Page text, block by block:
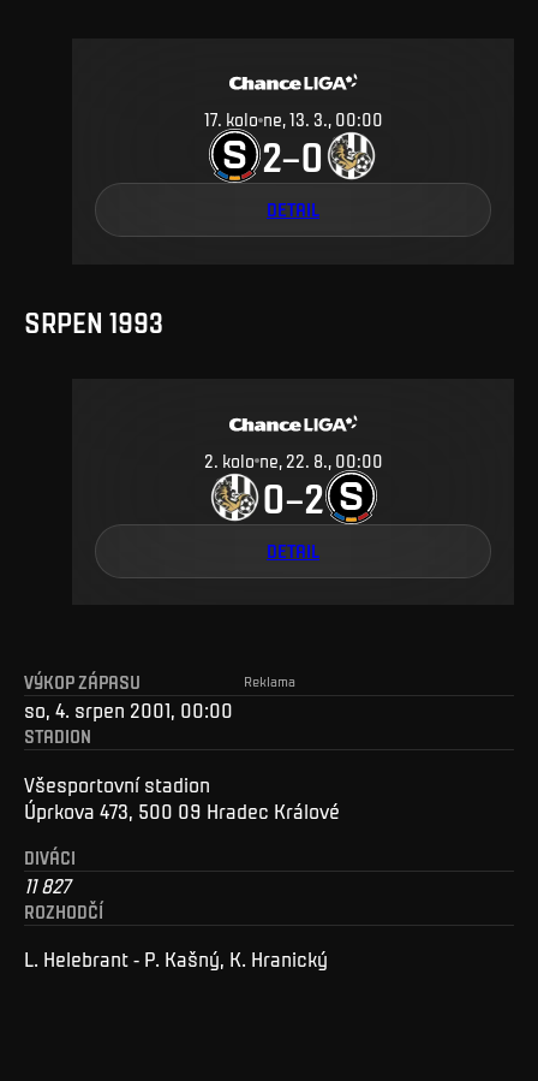
17. kolo ne, 13. 3., 00:00
2–0
DETAIL
SRPEN 1993
2. kolo ne, 22. 8., 00:00
0–2
DETAIL
Reklama
VÝKOP ZÁPASU
so, 4. srpen 2001, 00:00
STADION
Všesportovní stadion
Úprkova 473, 500 09 Hradec Králové
DIVÁCI
11 827
ROZHODČÍ
L. Helebrant - P. Kašný, K. Hranický